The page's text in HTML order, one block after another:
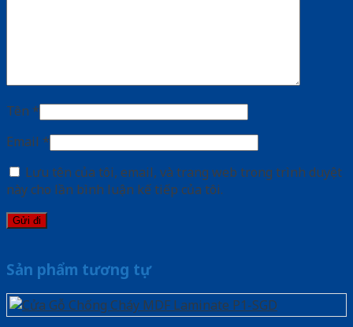
Tên *
Email *
Lưu tên của tôi, email, và trang web trong trình duyệt
này cho lần bình luận kế tiếp của tôi.
Sản phẩm tương tự